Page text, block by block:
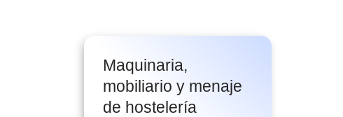
Maquinaria,
mobiliario y menaje
de hostelería